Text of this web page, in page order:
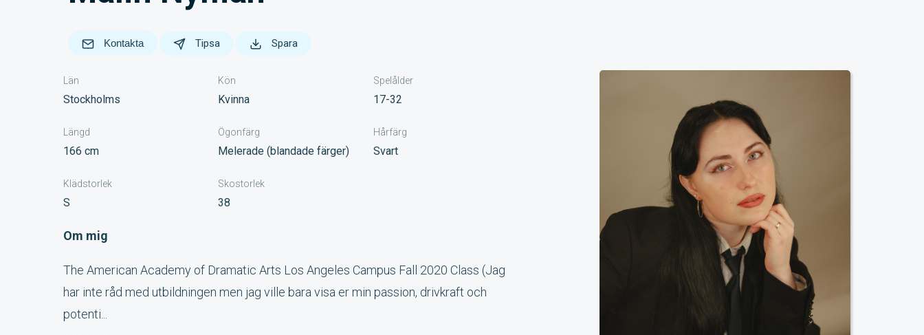
Kontakta Tipsa Spara
Län
Stockholms
Kön
Kvinna
Spelålder
17-32
Längd
166 cm
Ögonfärg
Melerade (blandade färger)
Hårfärg
Svart
Klädstorlek
S
Skostorlek
38
Om mig
The American Academy of Dramatic Arts Los Angeles Campus Fall 2020 Class (Jag
har inte råd med utbildningen men jag ville bara visa er min passion, drivkraft och
potenti...